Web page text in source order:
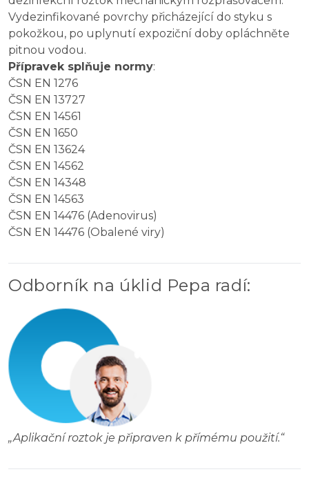
Vydezinfikované povrchy přicházející do styku s
pokožkou, po uplynutí expoziční doby opláchněte
pitnou vodou.
Přípravek splňuje normy:
ČSN EN 1276
ČSN EN 13727
ČSN EN 14561
ČSN EN 1650
ČSN EN 13624
ČSN EN 14562
ČSN EN 14348
ČSN EN 14563
ČSN EN 14476 (Adenovirus)
ČSN EN 14476 (Obalené viry)
Odborník na úklid Pepa radí:
„Aplikační roztok je připraven k přímému použití.“